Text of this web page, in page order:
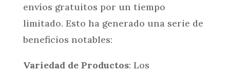
envíos gratuitos por un tiempo
limitado. Esto ha generado una serie de
beneficios notables:
Variedad de Productos: Los